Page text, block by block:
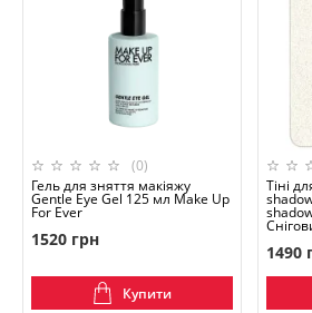
(0)
Гель для зняття макіяжу
Gentle Eye Gel 125 мл Make Up
For Ever
1520 грн
Купити
Тіні
1490